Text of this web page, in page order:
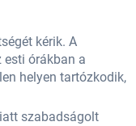
kérik. A
esti órákban a
helyen tartózkodik,
szabadságolt